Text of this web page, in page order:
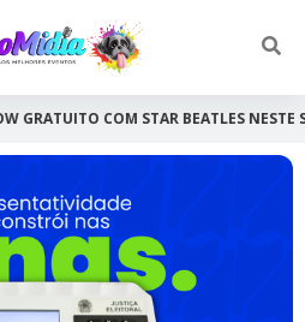
NESTE SÁBADO EM CRICIÚMA